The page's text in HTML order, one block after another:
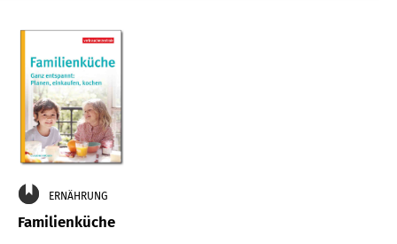
ERNÄHRUNG
Familienküche